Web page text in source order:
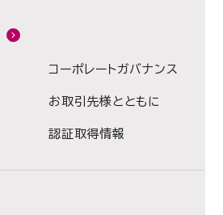
コーポレートガバナンス
お取引先様とともに
認証取得情報